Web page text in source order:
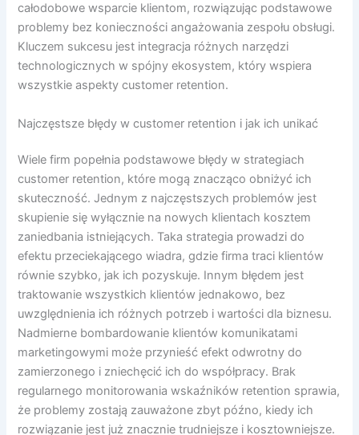
całodobowe wsparcie klientom, rozwiązując podstawowe
problemy bez konieczności angażowania zespołu obsługi.
Kluczem sukcesu jest integracja różnych narzędzi
technologicznych w spójny ekosystem, który wspiera
wszystkie aspekty customer retention.
Najczęstsze błędy w customer retention i jak ich unikać
Wiele firm popełnia podstawowe błędy w strategiach
customer retention, które mogą znacząco obniżyć ich
skuteczność. Jednym z najczęstszych problemów jest
skupienie się wyłącznie na nowych klientach kosztem
zaniedbania istniejących. Taka strategia prowadzi do
efektu przeciekającego wiadra, gdzie firma traci klientów
równie szybko, jak ich pozyskuje. Innym błędem jest
traktowanie wszystkich klientów jednakowo, bez
uwzględnienia ich różnych potrzeb i wartości dla biznesu.
Nadmierne bombardowanie klientów komunikatami
marketingowymi może przynieść efekt odwrotny do
zamierzonego i zniechęcić ich do współpracy. Brak
regularnego monitorowania wskaźników retention sprawia,
że problemy zostają zauważone zbyt późno, kiedy ich
rozwiązanie jest już znacznie trudniejsze i kosztowniejsze.